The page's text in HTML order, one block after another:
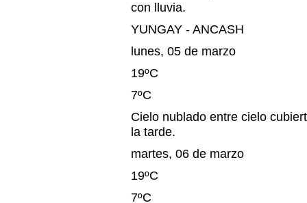
con lluvia.
YUNGAY - ANCASH
lunes, 05 de marzo
19ºC
7ºC
Cielo nublado entre cielo
la tarde.
martes, 06 de marzo
19ºC
7ºC